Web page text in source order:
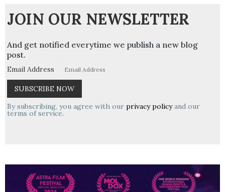
JOIN OUR NEWSLETTER
And get notified everytime we publish a new blog
post.
Email Address
By subscribing, you agree with our privacy policyand our
terms of service.